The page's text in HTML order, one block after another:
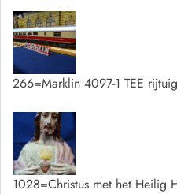
266=Marklin 4097-1 TEE
1028=Christus met het Heilig